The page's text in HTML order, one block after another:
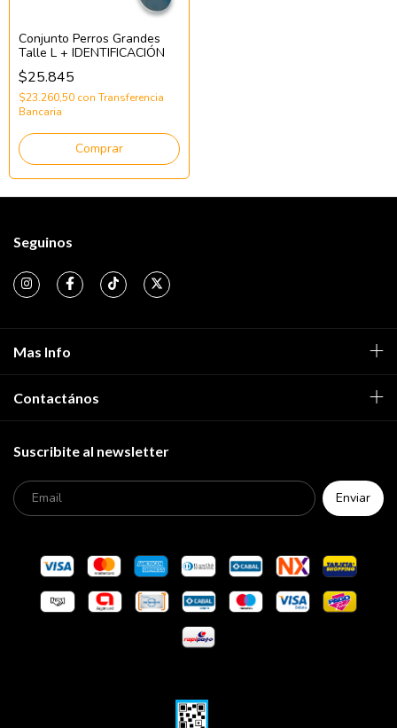
Conjunto Perros Grandes
Talle L + IDENTIFICACIÓN
$25.845
$23.260,50 con Transferencia
Bancaria
Comprar
Seguinos
Mas Info
Contactános
Suscribite al newsletter